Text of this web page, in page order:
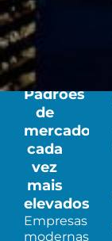
Padrões
de
mercado
cada
vez
mais
elevados​
Empresas
modernas